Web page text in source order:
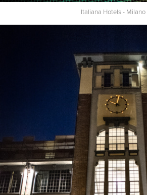
Italiana Hotels - Milano